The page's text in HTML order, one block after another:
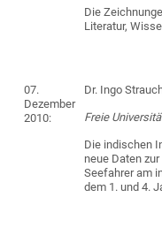
Die
Literatur,
07.
Dezember
2010:
Dr. Ingo
Freie
Die indischen
neue Daten
Seefahrer am
dem 1. und 4.